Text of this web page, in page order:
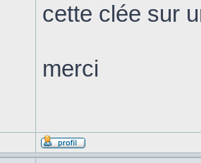
cette clée sur
merci